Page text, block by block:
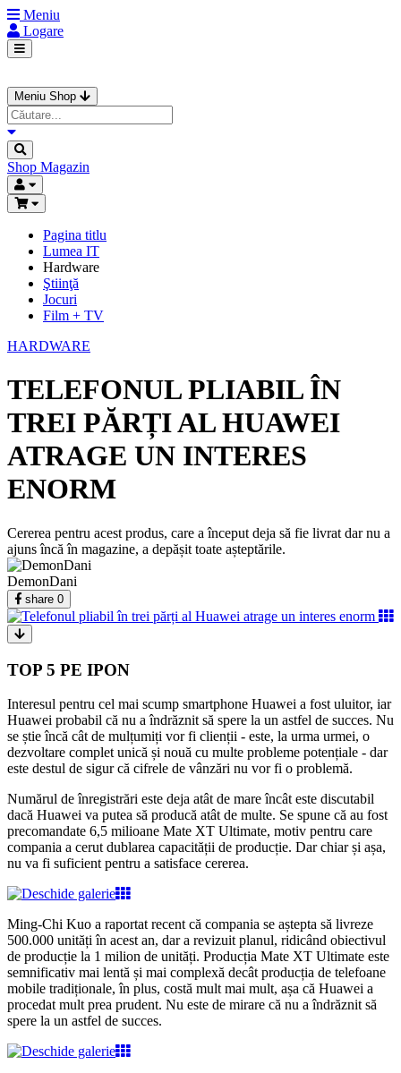
Meniu
Logare
Meniu Shop
Shop Magazin
Pagina titlu
Lumea IT
Hardware
Ştiinţă
Jocuri
Film + TV
HARDWARE
TELEFONUL PLIABIL ÎN
TREI PĂRȚI AL HUAWEI
ATRAGE UN INTERES
ENORM
Cererea pentru acest produs, care a început deja să fie livrat dar nu a
ajuns încă în magazine, a depășit toate așteptările.
DemonDani
share 0
TOP 5 PE IPON
Interesul pentru cel mai scump smartphone Huawei a fost uluitor, iar
Huawei probabil că nu a îndrăznit să spere la un astfel de succes. Nu
se știe încă cât de mulțumiți vor fi clienții - este, la urma urmei, o
dezvoltare complet unică și nouă cu multe probleme potențiale - dar
este destul de sigur că cifrele de vânzări nu vor fi o problemă.
Numărul de înregistrări este deja atât de mare încât este discutabil
dacă Huawei va putea să producă atât de multe. Se spune că au fost
precomandate 6,5 milioane Mate XT Ultimate, motiv pentru care
compania a cerut dublarea capacității de producție. Dar chiar și așa,
nu va fi suficient pentru a satisface cererea.
Ming-Chi Kuo a raportat recent că compania se aștepta să livreze
500.000 unități în acest an, dar a revizuit planul, ridicând obiectivul
de producție la 1 milion de unități. Producția Mate XT Ultimate este
semnificativ mai lentă și mai complexă decât producția de telefoane
mobile tradiționale, în plus, costă mult mai mult, așa că Huawei a
procedat mult prea prudent. Nu este de mirare că nu a îndrăznit să
spere la un astfel de succes.